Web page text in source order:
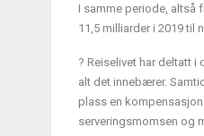
I samme periode, altså
11,5 milliarder i 2019 til
? Reiselivet har deltatt
alt det innebærer.
plass en
serveringsmomsen og